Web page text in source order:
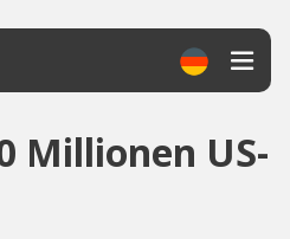
Millionen US-